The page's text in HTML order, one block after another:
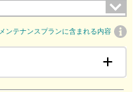
メンテナンスプランに含まれる内容